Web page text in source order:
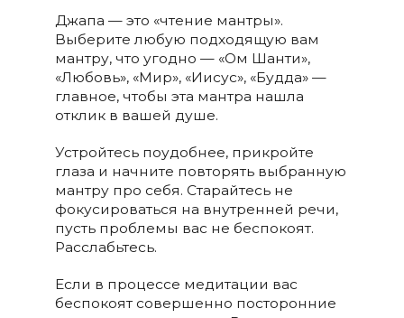
Джапа — это «чтение мантры».
Выберите любую подходящую вам
мантру, что угодно — «Ом Шанти»,
«Любовь», «Мир», «Иисус», «Будда» —
главное, чтобы эта мантра нашла
отклик в вашей душе.
Устройтесь поудобнее, прикройте
глаза и начните повторять выбранную
мантру про себя. Старайтесь не
фокусироваться на внутренней речи,
пусть проблемы вас не беспокоят.
Расслабьтесь.
Если в процессе медитации вас
беспокоят совершенно посторонние